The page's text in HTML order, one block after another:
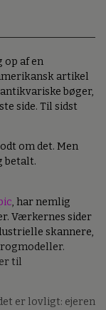
op af en
artikel
bøger,
side. Til sidst
om det. Men
betalt.
, har nemlig
Værkernes sider
skannere,
til
er lovligt: ejeren